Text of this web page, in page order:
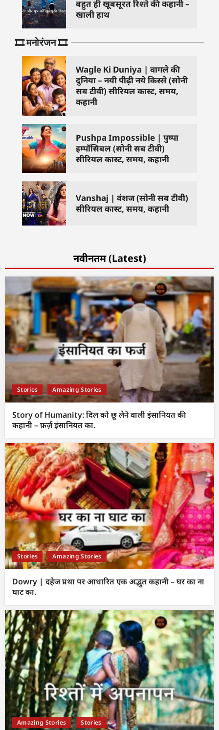
बहुत ही खूबसूरत रिश्ते की कहानी –
खाली हाथ
🎞️ मनोरंजन 🎞️
Wagle Ki Duniya | वागले की
दुनिया – नयी पीढ़ी नये किस्से (सोनी
सब टीवी) सीरियल कास्ट, समय,
कहानी
Pushpa Impossible | पुष्पा
इम्पॉसिबल (सोनी सब टीवी)
सीरियल कास्ट, समय, कहानी
Vanshaj | वंशज (सोनी सब टीवी)
सीरियल कास्ट, समय, कहानी
नवीनतम (Latest)
Stories Amazing Stories
Story of Humanity: दिल को छू लेने वाली इंसानियत की
कहानी – फ़र्ज़ इंसानियत का.
Stories Amazing Stories
Dowry | दहेज प्रथा पर आधारित एक अद्भुत कहानी – घर का ना
घाट का.
Amazing Stories Stories